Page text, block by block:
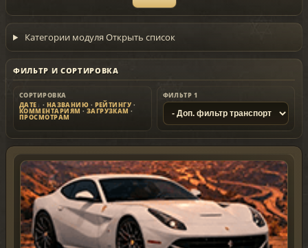
Категории модуля Открыть список
ФИЛЬТР И СОРТИРОВКА
СОРТИРОВКА
ДАТЕ
· НАЗВАНИЮ · РЕЙТИНГУ ·
КОММЕНТАРИЯМ · ЗАГРУЗКАМ ·
ПРОСМОТРАМ
ФИЛЬТР 1